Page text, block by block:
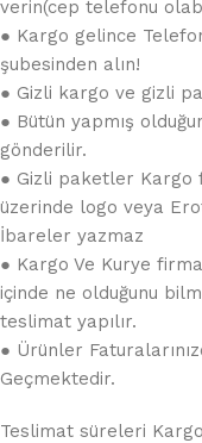
verin(cep telefonu
● Kargo gelince
şubesinden alın!
● Gizli kargo ve gizli
● Bütün yapmış
gönderilir.
● Gizli paketler Kargo
üzerinde logo veya
İbareler yazmaz
● Kargo Ve Kurye
içinde ne olduğunu
teslimat yapılır.
● Ürünler
Geçmektedir.
Teslimat süreleri